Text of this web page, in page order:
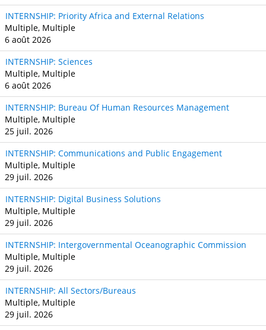
INTERNSHIP: Priority Africa and External Relations
Multiple, Multiple
6 août 2026
INTERNSHIP: Sciences
Multiple, Multiple
6 août 2026
INTERNSHIP: Bureau Of Human Resources Management
Multiple, Multiple
25 juil. 2026
INTERNSHIP: Communications and Public Engagement
Multiple, Multiple
29 juil. 2026
INTERNSHIP: Digital Business Solutions
Multiple, Multiple
29 juil. 2026
INTERNSHIP: Intergovernmental Oceanographic Commission
Multiple, Multiple
29 juil. 2026
INTERNSHIP: All Sectors/Bureaus
Multiple, Multiple
29 juil. 2026